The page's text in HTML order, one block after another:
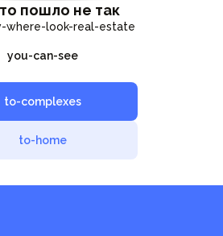
пошло не так
where-look-real-estate
you-can-see
to-complexes
to-home